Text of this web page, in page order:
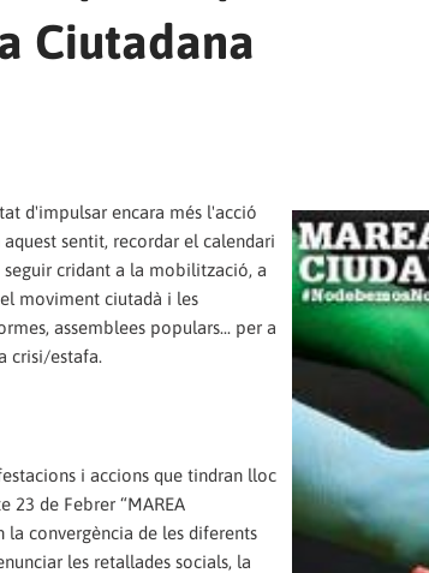
Ciutadana
d'impulsar encara més l'acció
sentit, recordar el calendari
cridant a la mobilització, a
moviment ciutadà i les
assemblees populars... per a
crisi/estafa.
i accions que tindran lloc
23 de Febrer “MAREA
la convergència de les diferents
les retallades socials, la